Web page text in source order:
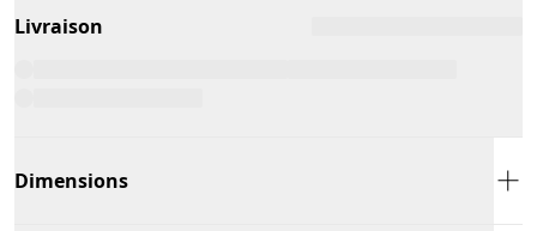
Livraison
Dimensions